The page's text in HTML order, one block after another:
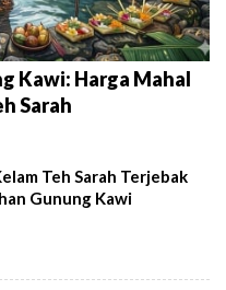
Kawi: Harga Mahal
Sarah
Teh Sarah Terjebak
Gunung Kawi